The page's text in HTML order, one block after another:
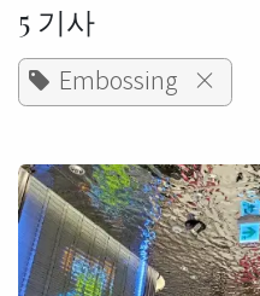
5 기사
Embossing ×